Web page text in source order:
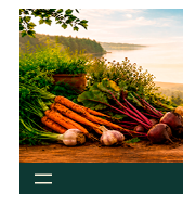
Siirry
sisältöön